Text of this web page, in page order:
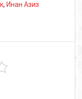
, Инан Азиз